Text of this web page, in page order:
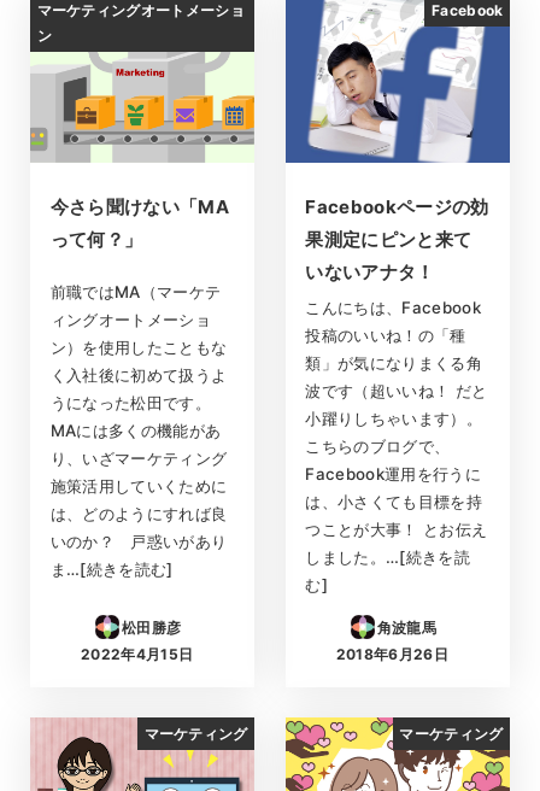
マーケティングオートメーショ
ン
今さら聞けない「MA
って何？」
前職ではMA（マーケテ
ィングオートメーショ
ン）を使用したこともな
く入社後に初めて扱うよ
うになった松田です。
MAには多くの機能があ
り、いざマーケティング
施策活用していくために
は、どのようにすれば良
いのか？ 戸惑いがあり
ま…[続きを読む]
松田勝彦
投稿日
2022年4月15日
Facebook
Facebookページの効
果測定にピンと来て
いないアナタ！
こんにちは、Facebook
投稿のいいね！の「種
類」が気になりまくる角
波です（超いいね！ だと
小躍りしちゃいます）。
こちらのブログで、
Facebook運用を行うに
は、小さくても目標を持
つことが大事！ とお伝え
しました。…[続きを読
む]
角波龍馬
投稿日
2018年6月26日
マーケティング マーケティング